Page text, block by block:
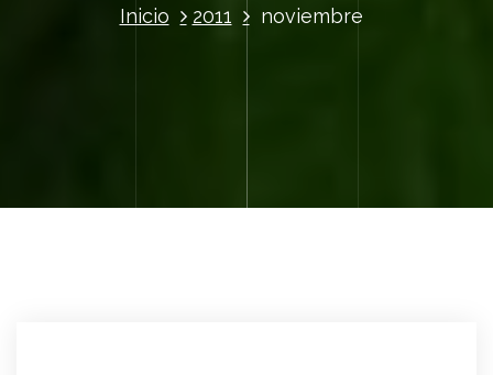
Inicio 2011 noviembre